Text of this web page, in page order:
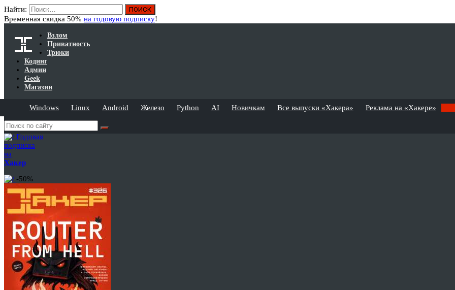
Найти:
Временная скидка 50% на годовую подписку!
Взлом
Приватность
Трюки
Кодинг
Админ
Geek
Магазин
Windows Linux Android Железо Python AI Новичкам Все выпуски «Хакера» Реклама на «Хакере»
Годовая
подписка
на
Хакер
-50%